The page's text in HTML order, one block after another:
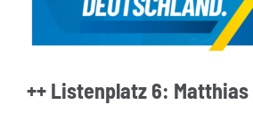
++ Listenplatz 6: